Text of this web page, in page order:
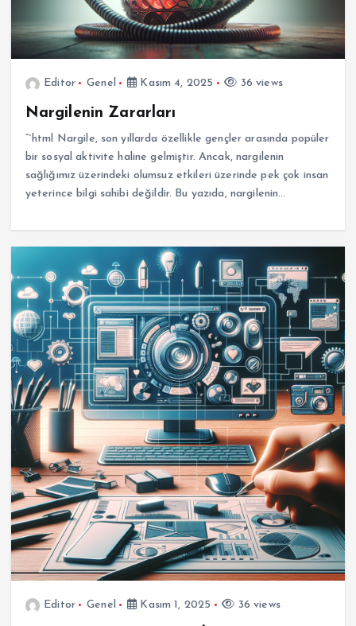
Editor Genel Kasım 4, 2025 36 views
Nargilenin Zararları
“`html Nargile, son yıllarda özellikle gençler arasında popüler
bir sosyal aktivite haline gelmiştir. Ancak, nargilenin
sağlığımız üzerindeki olumsuz etkileri üzerinde pek çok insan
yeterince bilgi sahibi değildir. Bu yazıda, nargilenin…
Editor Genel Kasım 1, 2025 36 views